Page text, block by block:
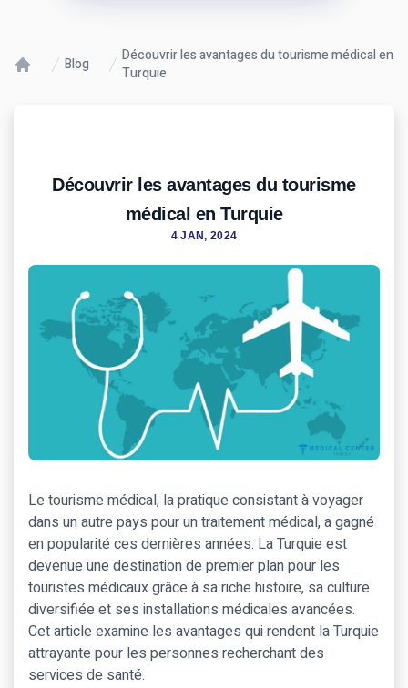
Blog
Découvrir les avantages du tourisme médical en
Turquie
Découvrir les avantages du tourisme
médical en Turquie
4 JAN, 2024
Le tourisme médical, la pratique consistant à voyager
dans un autre pays pour un traitement médical, a gagné
en popularité ces dernières années. La Turquie est
devenue une destination de premier plan pour les
touristes médicaux grâce à sa riche histoire, sa culture
diversifiée et ses installations médicales avancées.
Cet article examine les avantages qui rendent la Turquie
attrayante pour les personnes recherchant des
services de santé.